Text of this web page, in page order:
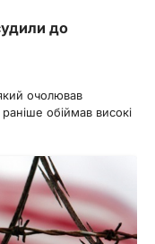
до
очолював
обіймав високі